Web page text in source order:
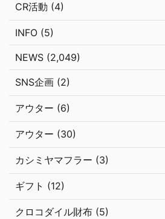
CR活動 (4)
INFO (5)
NEWS (2,049)
SNS企画 (2)
アウター (6)
アウター (30)
カシミヤマフラー (3)
ギフト (12)
クロコダイル財布 (5)